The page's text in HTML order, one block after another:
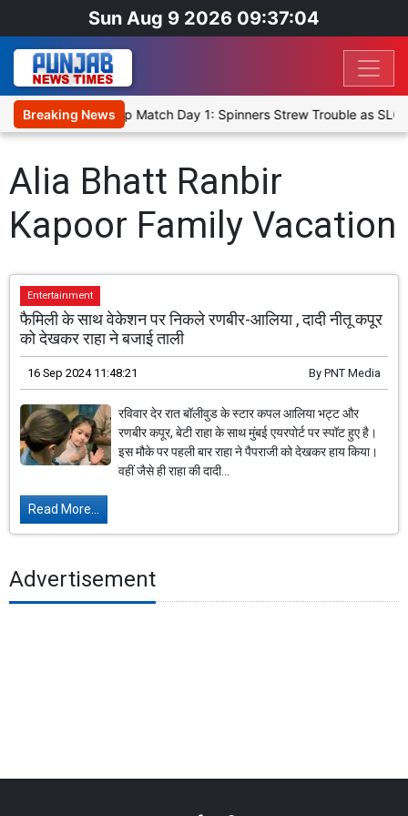
Sun Aug 9 2026 09:37:04
Breaking News
XI, Warm-Up Match Day 1: Spinners Strew Trouble as SLC
Alia Bhatt Ranbir
Kapoor Family Vacation
Entertainment
फैमिली के साथ वेकेशन पर निकले रणबीर-आलिया , दादी नीतू कपूर
को देखकर राहा ने बजाई ताली
16 Sep 2024 11:48:21 By PNT Media
रविवार देर रात बॉलीवुड के स्टार कपल आलिया भट्ट और
रणबीर कपूर, बेटी राहा के साथ मुंबई एयरपोर्ट पर स्पॉट हुए है।
इस मौके पर पहली बार राहा ने पैपराजी को देखकर हाय किया।
वहीं जैसे ही राहा की दादी...
Read More...
Advertisement